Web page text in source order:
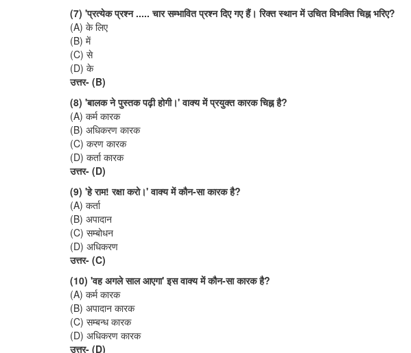
(7) 'प्रत्येक प्रश्न ..... चार सम्भावित प्रश्न दिए गए हैं। रिक्त स्थान में उचित विभक्ति चिह्न भरिए?
(A) के लिए
(B) में
(C) से
(D) के
उत्तर- (B)
(8) 'बालक ने पुस्तक पढ़ी होगी।' वाक्य में प्रयुक्त कारक चिह्न है?
(A) कर्म कारक
(B) अधिकरण कारक
(C) करण कारक
(D) कर्ता कारक
उत्तर- (D)
(9) 'हे राम! रक्षा करो।' वाक्य में कौन-सा कारक है?
(A) कर्ता
(B) अपादान
(C) सम्बोधन
(D) अधिकरण
उत्तर- (C)
(10) 'वह अगले साल आएगा' इस वाक्य में कौन-सा कारक है?
(A) कर्म कारक
(B) अपादान कारक
(C) सम्बन्ध कारक
(D) अधिकरण कारक
उत्तर- (D)